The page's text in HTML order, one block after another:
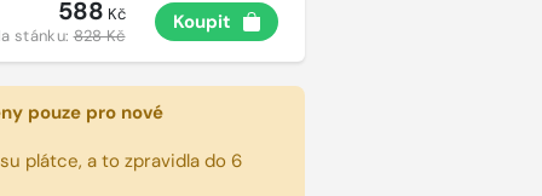
588 Kč
stánku:828 Kč
Koupit
pouze pro nové
plátce, a to zpravidla do 6